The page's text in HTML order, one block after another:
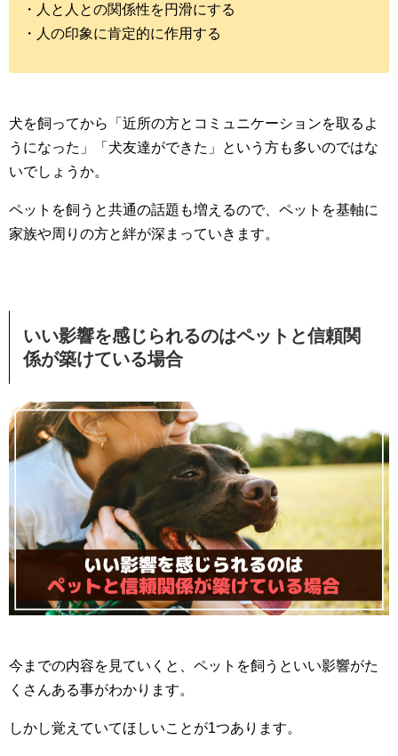
・人と人との関係性を円滑にする
・人の印象に肯定的に作用する
犬を飼ってから「近所の方とコミュニケーションを取るよ
うになった」「犬友達ができた」という方も多いのではな
いでしょうか。
ペットを飼うと共通の話題も増えるので、ペットを基軸に
家族や周りの方と絆が深まっていきます。
いい影響を感じられるのはペットと信頼関
係が築けている場合
今までの内容を見ていくと、ペットを飼うといい影響がた
くさんある事がわかります。
しかし覚えていてほしいことが1つあります。